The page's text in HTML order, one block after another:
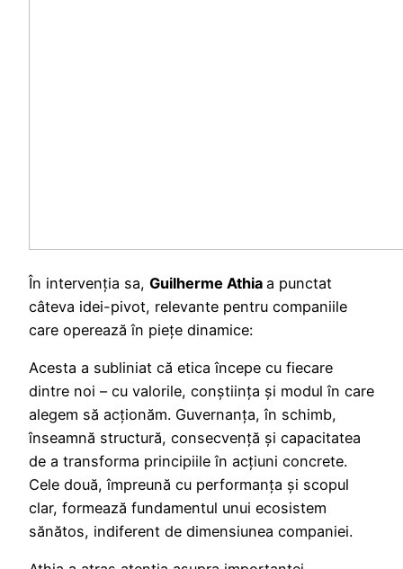
În intervenția sa, Guilherme Athia a punctat
câteva idei-pivot, relevante pentru companiile
care operează în piețe dinamice:
Acesta a subliniat că etica începe cu fiecare
dintre noi – cu valorile, conștiința și modul în care
alegem să acționăm. Guvernanța, în schimb,
înseamnă structură, consecvență și capacitatea
de a transforma principiile în acțiuni concrete.
Cele două, împreună cu performanța și scopul
clar, formează fundamentul unui ecosistem
sănătos, indiferent de dimensiunea companiei.